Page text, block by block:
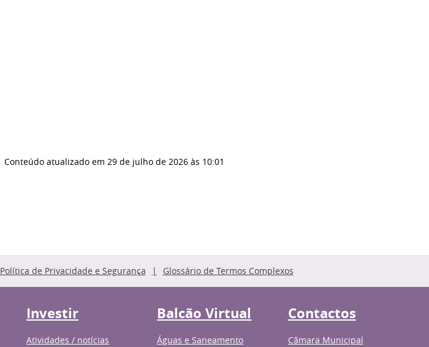
Conteúdo atualizado em 29 de julho de 2026 às 10:01
Política de Privacidade e Segurança Glossário de Termos Complexos
Investir
Atividades / notícias
Balcão Virtual
Águas e Saneamento
Contactos
Câmara Municipal